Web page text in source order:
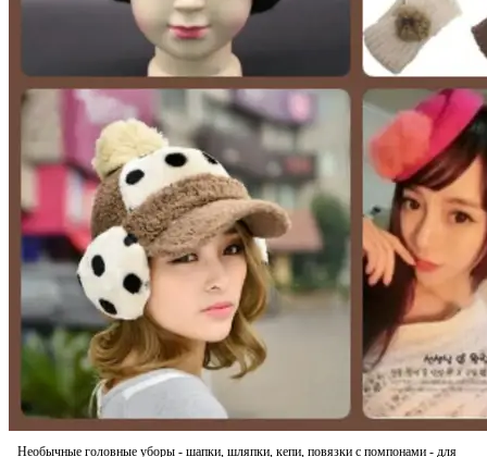
Необычные головные уборы - шапки, шляпки, кепи, повязки с помпонами - для